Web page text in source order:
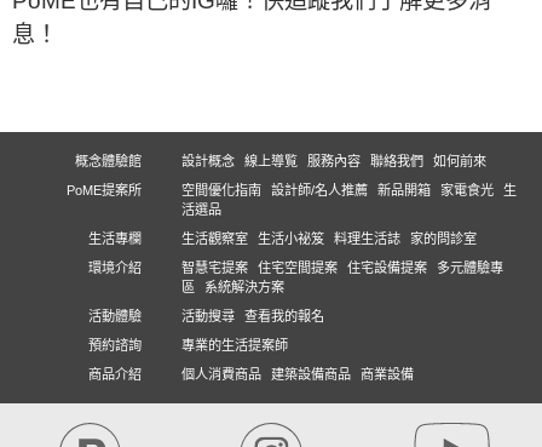
息！
概念體驗館 設計概念 線上導覧 服務內容 聯絡我們
如何前來
PoME提案所
空間優化指南 設計師/名人推薦 新品開箱 家電食光
生
活選品
生活專欄
生活觀察室 生活小祕笈 料理生活誌
家的問診室
環境介紹
智慧宅提案 住宅空間提案 住宅設備提案
多元體驗專
區
系統解決方案
活動體驗
活動搜尋
查看我的報名
預約諮詢
專業的生活提案師
商品介紹
個人消費商品 建築設備商品 商業設備